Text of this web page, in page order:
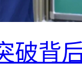
破背